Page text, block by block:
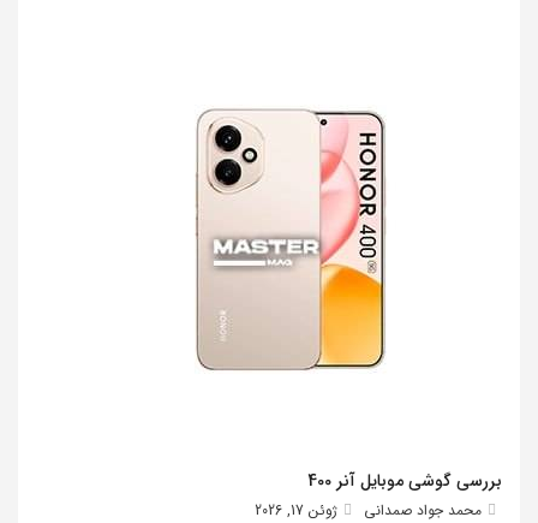
بررسی گوشی موبایل آنر 400
محمد جواد صمدانی ژوئن 17, 2026